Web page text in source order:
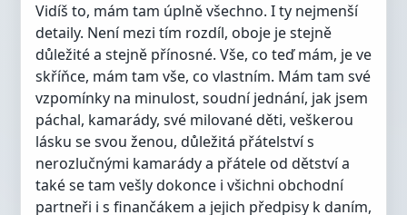
Vidíš to, mám tam úplně všechno. I ty nejmenší
detaily. Není mezi tím rozdíl, oboje je stejně
důležité a stejně přínosné. Vše, co teď mám, je ve
skříňce, mám tam vše, co vlastním. Mám tam své
vzpomínky na minulost, soudní jednání, jak jsem
páchal, kamarády, své milované děti, veškerou
lásku se svou ženou, důležitá přátelství s
nerozlučnými kamarády a přátele od dětství a
také se tam vešly dokonce i všichni obchodní
partneři i s finančákem a jejich předpisy k daním,